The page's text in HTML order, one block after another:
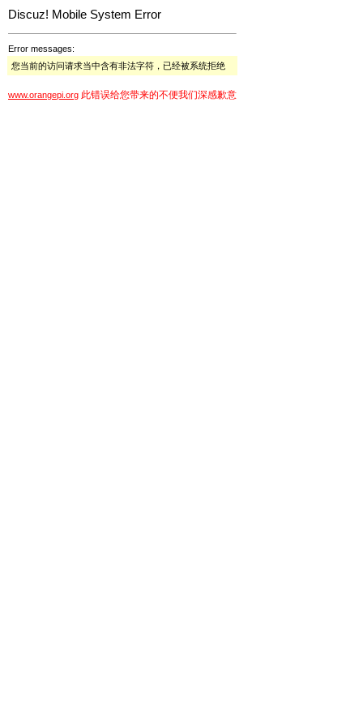
Discuz! Mobile System Error
Error messages:
您当前的访问请求当中含有非法字符，已经被系统拒绝
www.orangepi.org 此错误给您带来的不便我们深感歉意